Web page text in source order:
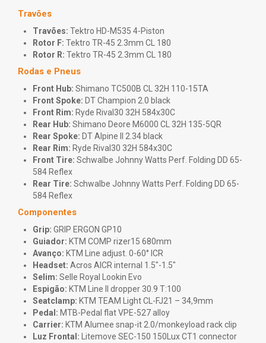
Travões
Travões: Tektro HD-M535 4-Piston
Rotor F: Tektro TR-45 2.3mm CL 180
Rotor R: Tektro TR-45 2.3mm CL 180
Rodas e Pneus
Front Hub: Shimano TC500B CL 32H 110-15TA
Front Spoke: DT Champion 2.0 black
Front Rim: Ryde Rival30 32H 584x30C
Rear Hub: Shimano Deore M6000 CL 32H 135-5QR
Rear Spoke: DT Alpine II 2.34 black
Rear Rim: Ryde Rival30 32H 584x30C
Front Tire: Schwalbe Johnny Watts Perf. Folding DD 65-
584 Reflex
Rear Tire: Schwalbe Johnny Watts Perf. Folding DD 65-
584 Reflex
Componentes
Grip: GRIP ERGON GP10
Guiador: KTM COMP rizer15 680mm
Avanço: KTM Line adjust. 0-60° ICR
Headset: Acros AICR internal 1.5"-1.5"
Selim: Selle Royal Lookin Evo
Espigão: KTM Line II dropper 30.9 T:100
Seatclamp: KTM TEAM Light CL-FJ21 – 34,9mm
Pedal: MTB-Pedal flat VPE-527 alloy
Carrier: KTM Alumee snap-it 2.0/monkeyload rack clip
Luz Frontal: Litemove SEC-150 150Lux CT1 connector